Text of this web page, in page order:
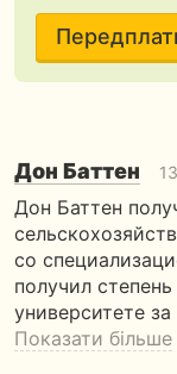
Дон Баттен
Дон Баттен
со
получил
университете
Показати більше